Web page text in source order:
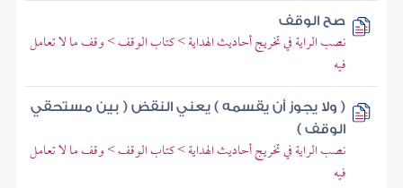
صح الوقف
نصب الراية في تخريج أحاديث الهداية > كتاب الوقف > وقف ما لا تعامل
فيه
( ولا يجوز أن يقسمه ) يعني النقض ( بين مستحقي
الوقف )
نصب الراية في تخريج أحاديث الهداية > كتاب الوقف > وقف ما لا تعامل
فيه